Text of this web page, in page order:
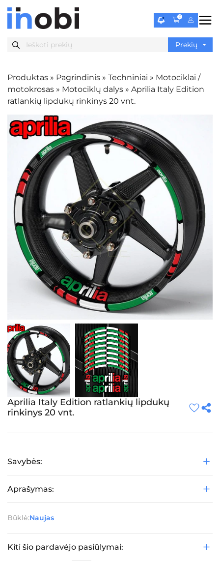
0
Produktas » Pagrindinis » Techniniai » Motociklai /
motokrosas » Motociklų dalys » Aprilia Italy Edition
ratlankių lipdukų rinkinys 20 vnt.
Aprilia Italy Edition ratlankių lipdukų
rinkinys 20 vnt.
Savybės:
Aprašymas:
Būklė:Naujas
Kiti šio pardavėjo pasiūlymai: